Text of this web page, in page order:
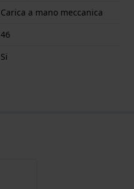
Carica a mano meccanica
46
Si